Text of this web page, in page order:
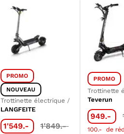
PROMO
NOUVEAU
Trottinette électrique /
LANGFEITE
1'549.- 1'849.-
PROMO
Trottinette
Teverun
949.-
100.- de